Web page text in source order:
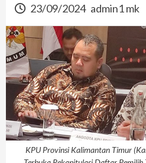
23/09/2024 admin1 mk
KPU Provinsi Kalimantan Timur